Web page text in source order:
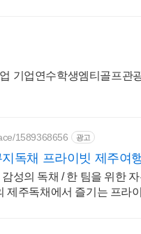
기업연수학생엠티골프관
1589368656 광고
독채 프라이빗 제주여
성의 독채 / 한 팀을 위한
제주독채에서 즐기는 프라